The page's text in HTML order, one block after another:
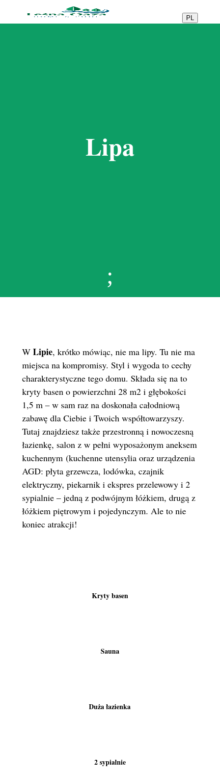
PL
Lipa
;
W Lipie, krótko mówiąc, nie ma lipy. Tu nie ma
miejsca na kompromisy. Styl i wygoda to cechy
charakterystyczne tego domu. Składa się na to
kryty basen o powierzchni 28 m2 i głębokości
1,5 m – w sam raz na doskonała całodniową
zabawę dla Ciebie i Twoich współtowarzyszy.
Tutaj znajdziesz także przestronną i nowoczesną
łazienkę, salon z w pełni wyposażonym aneksem
kuchennym (kuchenne utensylia oraz urządzenia
AGD: płyta grzewcza, lodówka, czajnik
elektryczny, piekarnik i ekspres przelewowyi 2
sypialnie – jedną z podwójnym łóżkiem, drugą z
łóżkiem piętrowym i pojedynczym. Ale to nie
koniec atrakcji!
Kryty basen
Sauna
Duża łazienka
2 sypialnie